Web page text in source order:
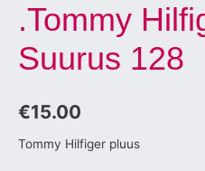
.Tommy
Suurus 128
€15.00
Tommy Hilfiger pluus